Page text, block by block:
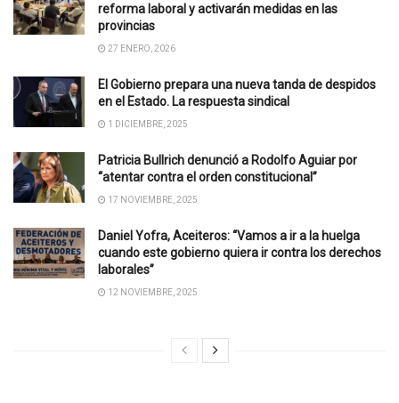
reforma laboral y activarán medidas en las
provincias
27 ENERO, 2026
El Gobierno prepara una nueva tanda de despidos
en el Estado. La respuesta sindical
1 DICIEMBRE, 2025
Patricia Bullrich denunció a Rodolfo Aguiar por
“atentar contra el orden constitucional”
17 NOVIEMBRE, 2025
Daniel Yofra, Aceiteros: “Vamos a ir a la huelga
cuando este gobierno quiera ir contra los derechos
laborales”
12 NOVIEMBRE, 2025